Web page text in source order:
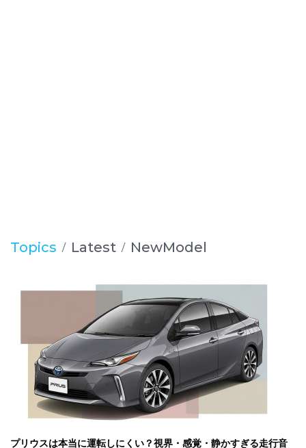
Topics Latest NewModel
プリウスは本当に運転しにくい？視界・感覚・静かすぎる走行音